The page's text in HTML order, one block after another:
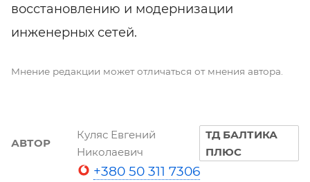
восстановлению и модернизации
инженерных сетей.
Мнение редакции может отличаться от мнения автора.
АВТОР
Куляс Евгений
Николаевич
ТД БАЛТИКА
ПЛЮС
+380 50 311 7306